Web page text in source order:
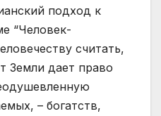
подход к
“Человек-
считать,
Земли дает право
– богатств,